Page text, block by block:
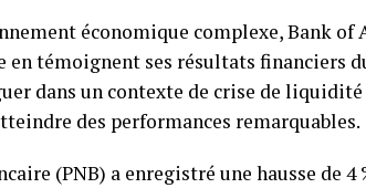
économique complexe, Bank
en témoignent ses résultats financiers
dans un contexte de crise de
des performances remarquables.
(PNB) a enregistré une hausse de 4